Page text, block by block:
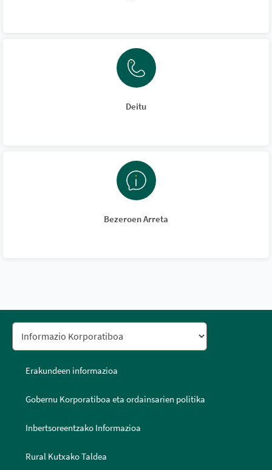
Deitu
Bezeroen Arreta
Erakundeen informazioa
Gobernu Korporatiboa eta ordainsarien politika
Inbertsoreentzako Informazioa
Rural Kutxako Taldea